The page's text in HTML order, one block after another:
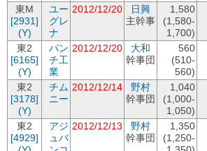
東M
[2931]
(Y)
ユー
グレ
ナ
2012/12/20
日興
主幹事
1,580
(1,580-
1,700)
東2
[6165]
(Y)
パン
チ工
業
2012/12/20
大和
幹事団
560
(510-
560)
東2
[3178]
(Y)
チム
ニー
2012/12/14
野村
幹事団
1,040
(1,000-
1,050)
東2
[4929]
アジ
ュバ
2012/12/13
野村
幹事団
1,350
(1,250-